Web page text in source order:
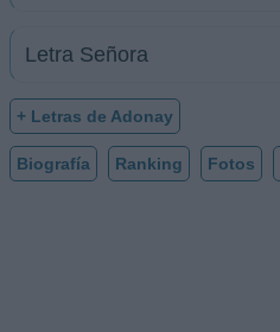
Letra Señora
+ Letras de Adonay
Biografía Ranking Fotos